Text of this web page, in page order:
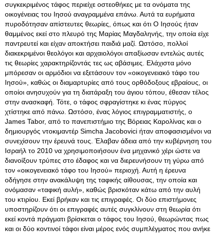
συγκεκριμένος τάφος περιείχε οστεοθήκες με τα ονόματα της
οικογένειας του Ιησού αναγραμμένα επάνω. Αυτά τα ευρήματα
πυροδότησαν απίστευτες θεωρίες, όπως και ότι Ο Ιησούς ήταν
θαμμένος εκεί στο πλευρό της Μαρίας Μαγδαληνής, την οποία είχε
παντρευτεί και είχαν αποκτήσει παιδιά μαζί. Ωστόσο, πολλοί
διακεκριμένοι θεολόγοι και αρχαιολόγοι απαξίωσαν εντελώς αυτές
τις θεωρίες χαρακτηρίζοντάς τες ως αβάσιμες. Ελάχιστα μόνο
μπόρεσαν οι αρμόδιοι να εξετάσουν τον «οικογενειακό τάφο του
Ιησού», καθώς οι διαμαρτυρίες από τους ορθόδοξους εβραίους, οι
οποίοι ανησυχούν για τη διατάραξη του άγιου τόπου, έθεσαν τέλος
στην ανασκαφή. Τότε, ο τάφος σφραγίστηκε κι ένας πύργος
χτίστηκε από πάνω. Ωστόσο, ένας λόγιος επιγραμματιστής, ο
James Tabor, από το πανεπιστήμιο της Βόρειας Καρολίνας και ο
δημιουργός ντοκιμαντέρ Simcha Jacobovici ήταν αποφασισμένοι να
συνεχίσουν την έρευνά τους. Έλαβαν άδεια από την κυβέρνηση του
Ισραήλ το 2010 να χρησιμοποιήσουν ένα μηχανικό χέρι ώστε να
διανοίξουν τρύπες στο έδαφος και να διερευνήσουν τη γύρω από
τον «οικογενειακό τάφο του Ιησού» περιοχή. Αυτή η έρευνα
οδήγησε στην ανακάλυψη της ταφικής αίθουσας, την οποία και
ονόμασαν «ταφική αυλή», καθώς βρισκόταν κάτω από την αυλή
του κτιρίου. Εκεί βρήκαν και τις επιγραφές. Οι δύο επιστήμονες
υποστηρίζουν ότι οι επιγραφές αυτές συγκλίνουν στη θεωρία ότι
εκεί κοντά πράγματι βρίσκεται ο τάφος του Ιησού, θεωρώντας πως
και οι δύο κοντινοί τάφοι είναι μέρος ενός συμπλέγματος που ανήκε